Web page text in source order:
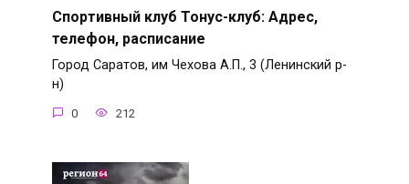
Спортивный клуб Тонус-клуб: Адрес,
телефон, расписание
Город Саратов, им Чехова А.П., 3 (Ленинский р-
н)
0 212